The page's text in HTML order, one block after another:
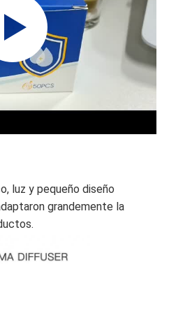
luz y pequeño diseño
grandemente la